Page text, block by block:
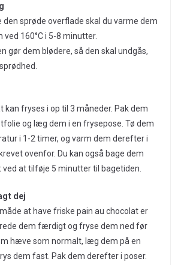
den sprøde overflade skal du varme dem
ved 160°C i 5-8 minutter.
gør dem blødere, så den skal undgås,
kan fryses i op til 3 måneder. Pak dem
og læg dem i en frysepose. Tø dem
i 1-2 timer, og varm dem derefter i
ovenfor. Du kan også bage dem
at tilføje 5 minutter til bagetiden.
dej
at have friske pain au chocolat er
dem færdigt og fryse dem ned før
hæve som normalt, læg dem på en
dem fast. Pak dem derefter i poser.